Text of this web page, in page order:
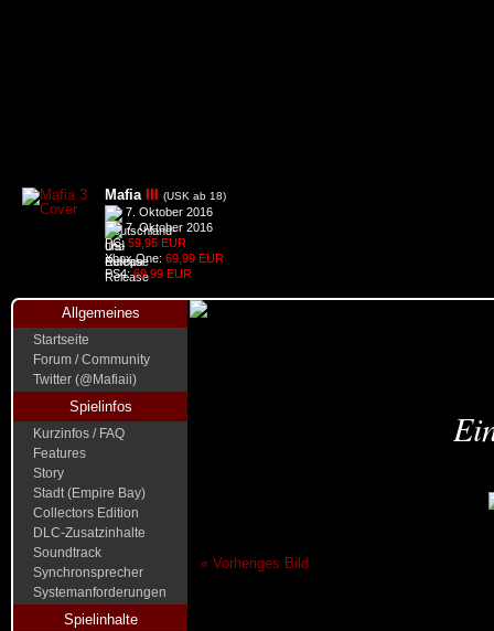
Mafia (USK ab 18)
7. Oktober 2016
7. Oktober 2016
PC: 59,95 EUR
Xbox One: 69,99 EUR
PS4:69,99 EUR
Allgemeines
Startseite
Forum / Community
Twitter (@Mafiaii)
Spielinfos
Kurzinfos / FAQ
Features
Story
Stadt (Empire Bay)
Collectors Edition
DLC-Zusatzinhalte
Soundtrack
Synchronsprecher
Systemanforderungen
Spielinhalte
« Vorheriges Bild